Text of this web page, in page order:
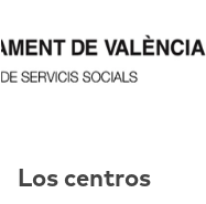
Los centros